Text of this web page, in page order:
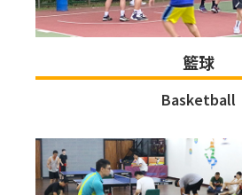
籃球
Basketball